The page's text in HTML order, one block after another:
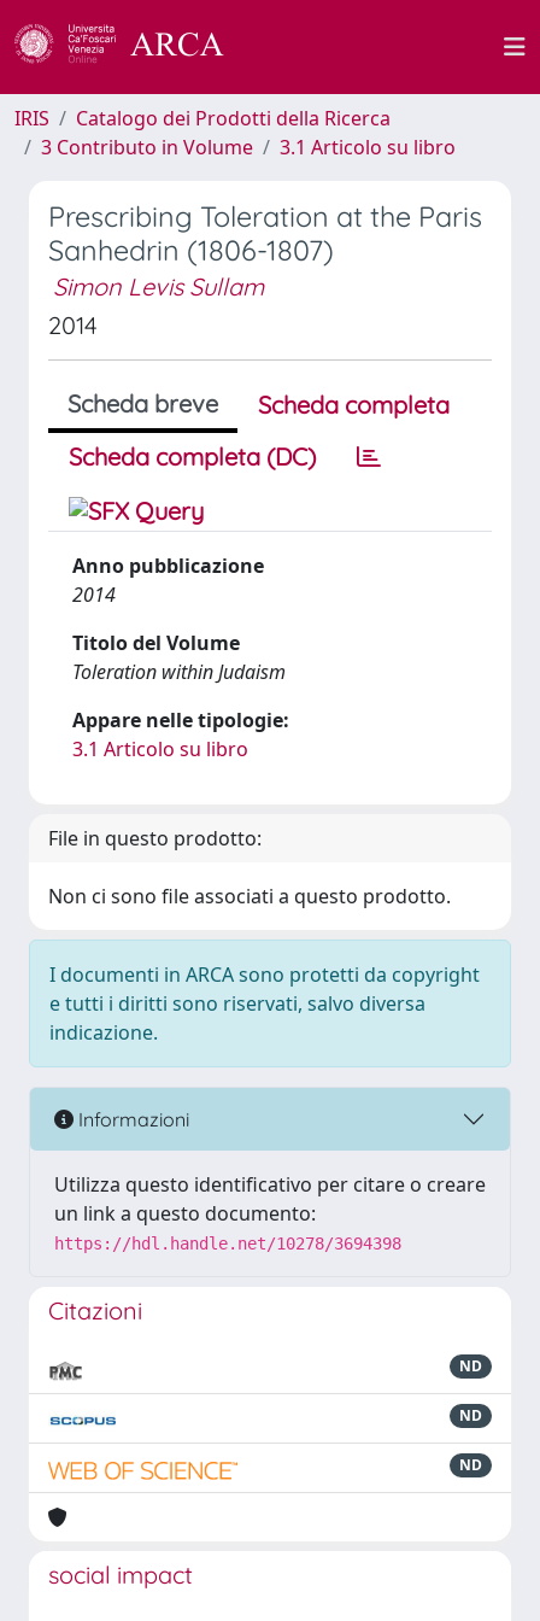
IRIS
Catalogo dei Prodotti della Ricerca
3 Contributo in Volume
3.1 Articolo su libro
Prescribing Toleration at the Paris
Sanhedrin (1806-1807)
Simon Levis Sullam
2014
Scheda breve
Scheda completa
Scheda completa (DC)
Anno pubblicazione
2014
Titolo del Volume
Toleration within Judaism
Appare nelle tipologie:
3.1 Articolo su libro
File in questo prodotto:
Non ci sono file associati a questo prodotto.
I documenti in ARCA sono protetti da copyright
e tutti i diritti sono riservati, salvo diversa
indicazione.
Informazioni
Utilizza questo identificativo per citare o creare
un link a questo documento:
https://hdl.handle.net/10278/3694398
Citazioni
ND
ND
ND
social impact